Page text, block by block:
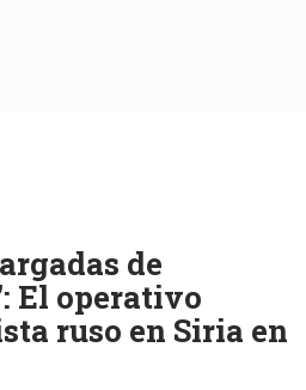
de
El operativo
ruso en Siria en